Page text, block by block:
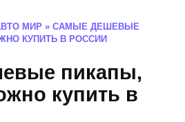
МИР » САМЫЕ ДЕШЕВЫЕ
КУПИТЬ В РОССИИ
пикапы,
купить в